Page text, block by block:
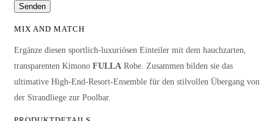
MIX AND MATCH
Ergänze diesen sportlich-luxuriösen Einteiler mit dem hauchzarten,
transparenten Kimono FULLA Robe. Zusammen bilden sie das
ultimative High-End-Resort-Ensemble für den stilvollen Übergang von
der Strandliege zur Poolbar.